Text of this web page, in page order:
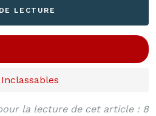
LECTURE
Inclassables
la lecture de cet article : 8